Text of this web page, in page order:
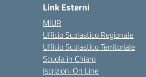
Link Esterni
MIUR
Ufficio Scolastico Regionale
Ufficio Scolastico Territoriale
Scuola in Chiaro
Iscrizioni On Line